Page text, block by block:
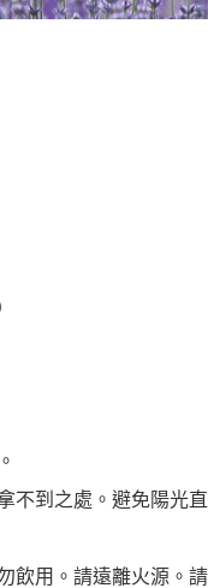
不到之處。避免陽光直
飲用。請遠離火源。請